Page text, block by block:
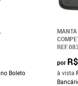
no Boleto
MANTA
por
à vista